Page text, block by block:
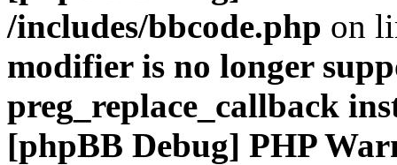
/includes/bbcode.php on
modifier is no longer
preg_replace_callback
[phpBB Debug] PHP